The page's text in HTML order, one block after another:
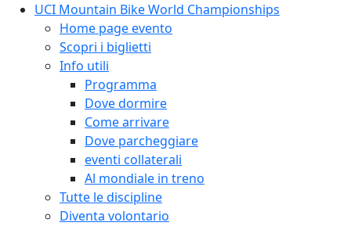
UCI Mountain Bike World Championships
Home page evento
Scopri i biglietti
Info utili
Programma
Dove dormire
Come arrivare
Dove parcheggiare
eventi collaterali
Al mondiale in treno
Tutte le discipline
Diventa volontario